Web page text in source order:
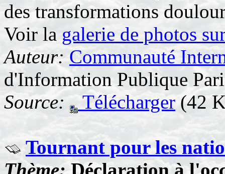
des transformations
Voir la galerie de photos
Auteur: Communauté
d'Information Publique
Source:
Télécharger(42
Tournant pour les